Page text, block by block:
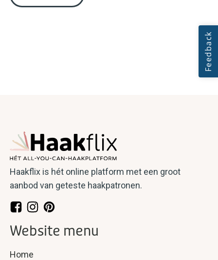
Haakflix is hét online platform met een groot
aanbod van geteste haakpatronen.
Website menu
Home